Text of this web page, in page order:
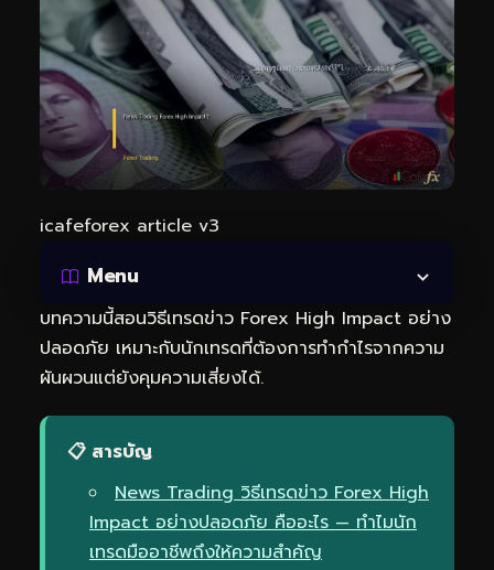
icafeforex article v3
Menu
บทความนี้สอนวิธีเทรดข่าว Forex High Impact อย่าง
ปลอดภัย เหมาะกับนักเทรดที่ต้องการทำกำไรจากความ
ผันผวนแต่ยังคุมความเสี่ยงได้.
📋 สารบัญ
News Trading วิธีเทรดข่าว Forex High
Impact อย่างปลอดภัย คืออะไร — ทำไมนัก
เทรดมืออาชีพถึงให้ความสำคัญ